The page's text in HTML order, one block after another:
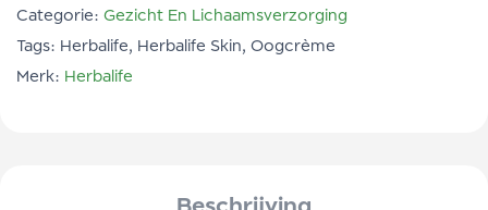
Categorie: Gezicht En Lichaamsverzorging
Tags: Herbalife, Herbalife Skin, Oogcrème
Merk: Herbalife